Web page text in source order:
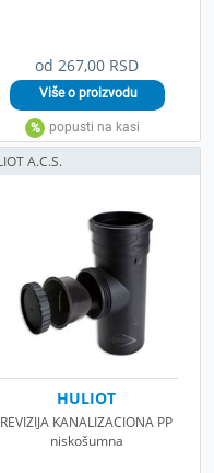
od 267,00 RSD
HULIOT
REVIZIJA KANALIZACIONA PP
niskošumna
A.C.S.